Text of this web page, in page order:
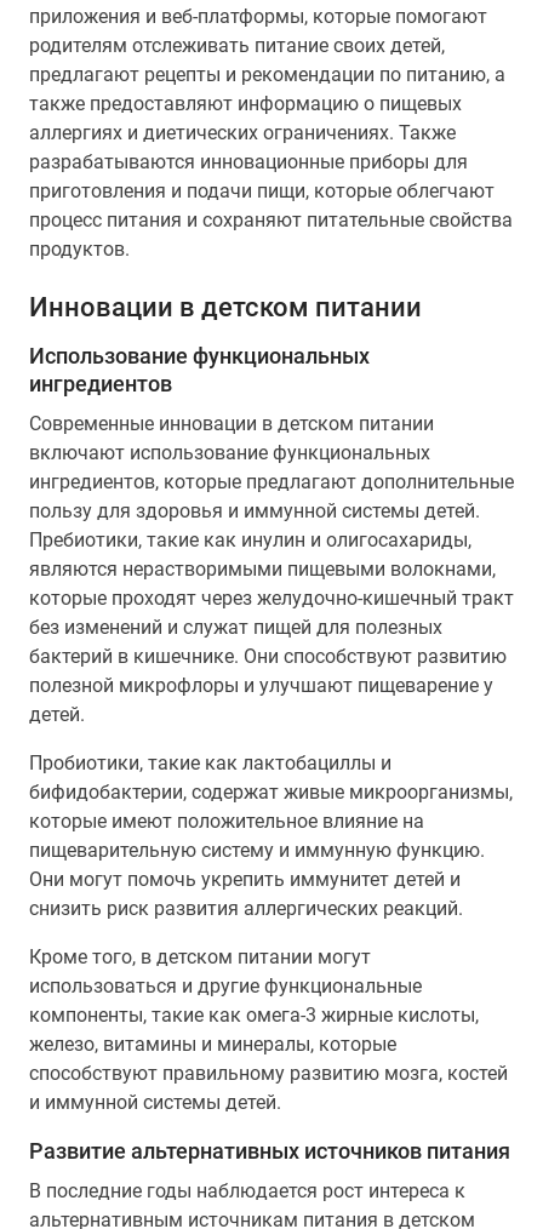
приложения и веб-платформы, которые помогают
родителям отслеживать питание своих детей,
предлагают рецепты и рекомендации по питанию, а
также предоставляют информацию о пищевых
аллергиях и диетических ограничениях. Также
разрабатываются инновационные приборы для
приготовления и подачи пищи, которые облегчают
процесс питания и сохраняют питательные свойства
продуктов.
Инновации в детском питании
Использование функциональных
ингредиентов
Современные инновации в детском питании
включают использование функциональных
ингредиентов, которые предлагают дополнительные
пользу для здоровья и иммунной системы детей.
Пребиотики, такие как инулин и олигосахариды,
являются нерастворимыми пищевыми волокнами,
которые проходят через желудочно-кишечный тракт
без изменений и служат пищей для полезных
бактерий в кишечнике. Они способствуют развитию
полезной микрофлоры и улучшают пищеварение у
детей.
Пробиотики, такие как лактобациллы и
бифидобактерии, содержат живые микроорганизмы,
которые имеют положительное влияние на
пищеварительную систему и иммунную функцию.
Они могут помочь укрепить иммунитет детей и
снизить риск развития аллергических реакций.
Кроме того, в детском питании могут
использоваться и другие функциональные
компоненты, такие как омега-3 жирные кислоты,
железо, витамины и минералы, которые
способствуют правильному развитию мозга, костей
и иммунной системы детей.
Развитие альтернативных источников питания
В последние годы наблюдается рост интереса к
альтернативным источникам питания в детском